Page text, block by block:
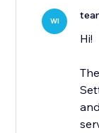
WI
Hi!